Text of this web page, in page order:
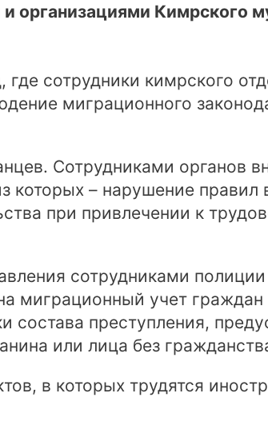
организациями Кимрского
сотрудники кимрского
миграционного
Сотрудниками органов
которых – нарушение
при привлечении к
сотрудниками
миграционный учет граждан
состава преступления,
или лица без
в которых трудятся